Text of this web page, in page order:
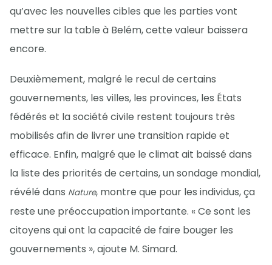
qu’avec les nouvelles cibles que les parties vont
mettre sur la table à Belém, cette valeur baissera
encore.
Deuxièmement, malgré le recul de certains
gouvernements, les villes, les provinces, les États
fédérés et la société civile restent toujours très
mobilisés afin de livrer une transition rapide et
efficace. Enfin, malgré que le climat ait baissé dans
la liste des priorités de certains, un sondage mondial,
révélé dans Nature, montre que pour les individus, ça
reste une préoccupation importante. « Ce sont les
citoyens qui ont la capacité de faire bouger les
gouvernements », ajoute M. Simard.